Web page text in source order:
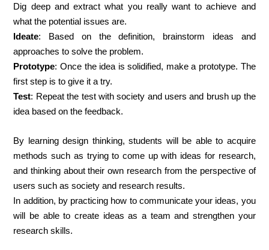
Dig deep and extract what you really want to achieve and
what the potential issues are.
Ideate: Based on the definition, brainstorm ideas and
approaches to solve the problem.
Prototype: Once the idea is solidified, make a prototype. The
first step is to give it a try.
Test: Repeat the test with society and users and brush up the
idea based on the feedback.
By learning design thinking, students will be able to acquire
methods such as trying to come up with ideas for research,
and thinking about their own research from the perspective of
users such as society and research results.
In addition, by practicing how to communicate your ideas, you
will be able to create ideas as a team and strengthen your
research skills.